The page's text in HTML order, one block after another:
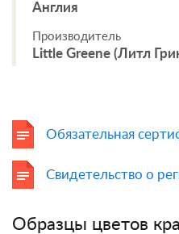
Англия
Производитель
Little Greene (Литл
Обязательная
Свидетельство о
Образцы цветов